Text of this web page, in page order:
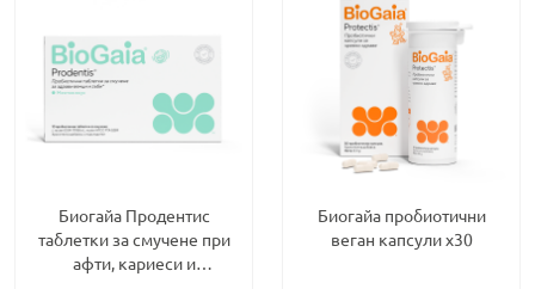
Биогайа Продентис
таблетки за смучене при
афти, кариеси и
Биогайа пробиотични
веган капсули х30